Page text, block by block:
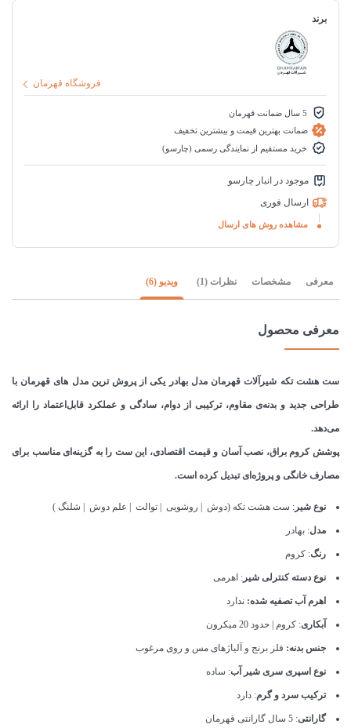
برند
فروشگاه قهرمان
5 سال ضمانت قهرمان
ضمانت بهترین قیمت و بیشترین تخفیف
خرید مستقیم از نمایندگی رسمی (چارسو)
موجود در انبار چارسو
ارسال فوری
مشاهده روش های ارسال
معرفی مشخصات نظرات (1) ویدیو (6)
معرفی محصول
ست هشت تکه شیرآلات قهرمان مدل بهادر یکی از پروش ترین مدل های قهرمان با
طراحی جدید و بدنه‌ی مقاوم، ترکیبی از دوام، سادگی و عملکرد قابل‌اعتماد را ارائه
می‌دهد.
پوشش کروم براق، نصب آسان و قیمت اقتصادی، این ست را به گزینه‌ای مناسب برای
مصارف خانگی و پروژه‌ای تبدیل کرده است.
نوع شیر : ست هشت تکه (دوش | روشویی | توالت | علم دوش | شلنگ )
مدل: بهادر
رنگ: کروم
نوع دسته کنترلی شیر : اهرمی
اهرم آب تصفیه شده: ندارد
آبکاری: کروم | حدود 20 میکرون
جنس بدنه: فلز برنج و آلیاژهای مس و روی مرغوب
نوع اسپری سری شیر آب: ساده
ترکیب سرد و گرم: دارد
گارانتی: 5 سال گارانتی قهرمان